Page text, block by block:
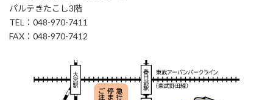
パルテきたこし3階
TEL：048-970-7411
FAX：048-970-7412